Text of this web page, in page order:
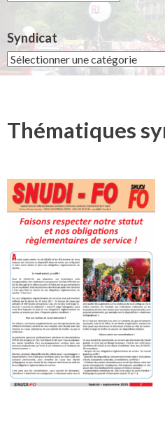
Syndicat
Syndicat
Thématiques